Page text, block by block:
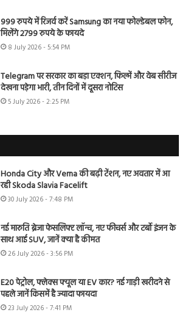
999 रुपये में रिजर्व करें Samsung का नया फोल्डेबल फोन,
मिलेंगे 2799 रुपये के फायदे
8 July 2026 - 5:54 PM
Telegram पर सरकार का बड़ा एक्शन, फिल्में और वेब सीरीज
देखना पड़ेगा भारी, तीन दिनों में दूसरा नोटिस
5 July 2026 - 2:25 PM
Honda City और Verna की बढ़ी टेंशन, नए अवतार में आ
रही Skoda Slavia Facelift
30 July 2026 - 7:48 PM
नई मारुति ब्रेजा फेसलिफ्ट लॉन्च, नए फीचर्स और टर्बो इंजन के
साथ आई SUV, जानें क्या है कीमत
26 July 2026 - 3:56 PM
E20 पेट्रोल, फ्लेक्स फ्यूल या EV कार? नई गाड़ी खरीदने से
पहले जानें किसमें है ज्यादा फायदा
23 July 2026 - 7:41 PM